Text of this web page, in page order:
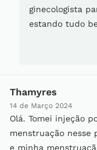
ginecologista
estando tudo
Thamyres
14 de Março 2024
Olá. Tomei injeção
menstruação nesse
e minha